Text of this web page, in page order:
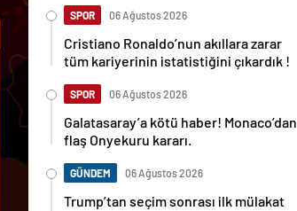
SPOR 06 Ağustos 2026
Cristiano Ronaldo’nun akıllara zarar
tüm kariyerinin istatistiğini çıkardık !
SPOR 06 Ağustos 2026
Galatasaray’a kötü haber! Monaco’dan
flaş Onyekuru kararı.
GÜNDEM 06 Ağustos 2026
Trump’tan seçim sonrası ilk mülakat